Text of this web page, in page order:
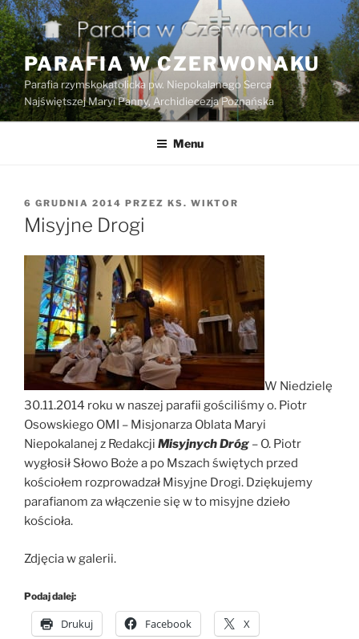
Przejdź
do
treści
PARAFIA W CZERWONAKU
Parafia rzymskokatolicka pw. Niepokalanego Serca
Najświętszej Maryi Panny, Archidiecezja Poznańska
Menu
OPUBLIKOWANE
W
6 GRUDNIA 2014 PRZEZ KS. WIKTOR
Misyjne Drogi
W Niedzielę
30.11.2014 roku w naszej parafii gościliśmy o. Piotr
Osowskiego OMI – Misjonarza Oblata Maryi
Niepokalanej z Redakcji Misyjnych Dróg – O. Piotr
wygłosił Słowo Boże a po Mszach świętych przed
kościołem rozprowadzał Misyjne Drogi. Dziękujemy
parafianom za włączenie się w to misyjne dzieło
kościoła.
Zdjęcia w galerii.
Podaj dalej:
Drukuj Facebook X